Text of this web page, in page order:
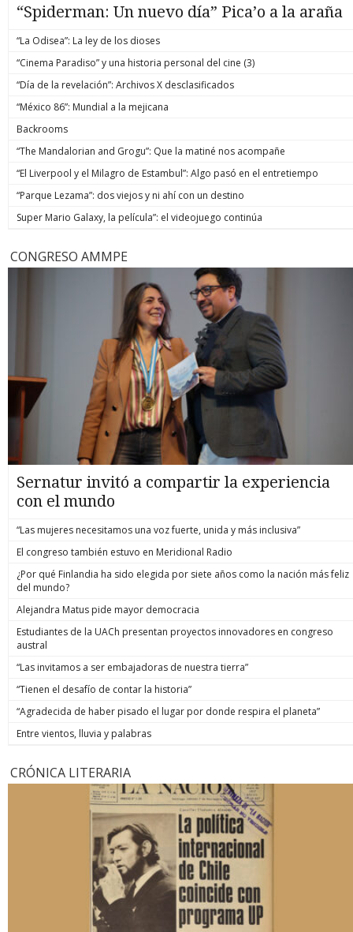
“Spiderman: Un nuevo día” Pica’o a la araña
“La Odisea”: La ley de los dioses
“Cinema Paradiso” y una historia personal del cine (3)
“Día de la revelación”: Archivos X desclasificados
“México 86”: Mundial a la mejicana
Backrooms
“The Mandalorian and Grogu”: Que la matiné nos acompañe
“El Liverpool y el Milagro de Estambul”: Algo pasó en el entretiempo
“Parque Lezama”: dos viejos y ni ahí con un destino
Super Mario Galaxy, la película”: el videojuego continúa
CONGRESO AMMPE
Sernatur invitó a compartir la experiencia
con el mundo
“Las mujeres necesitamos una voz fuerte, unida y más inclusiva”
El congreso también estuvo en Meridional Radio
¿Por qué Finlandia ha sido elegida por siete años como la nación más feliz
del mundo?
Alejandra Matus pide mayor democracia
Estudiantes de la UACh presentan proyectos innovadores en congreso
austral
“Las invitamos a ser embajadoras de nuestra tierra”
“Tienen el desafío de contar la historia”
“Agradecida de haber pisado el lugar por donde respira el planeta”
Entre vientos, lluvia y palabras
CRÓNICA LITERARIA